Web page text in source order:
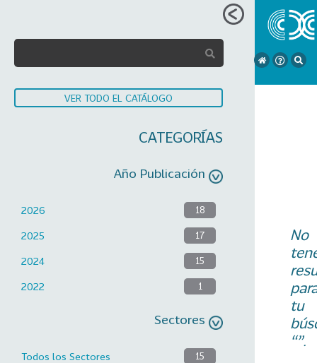
VER TODO EL CATÁLOGO
CATEGORÍAS
Año Publicación
2026 18
2025 17
2024 15
2022 1
Sectores
Todos los Sectores 15
No
tu
“”.